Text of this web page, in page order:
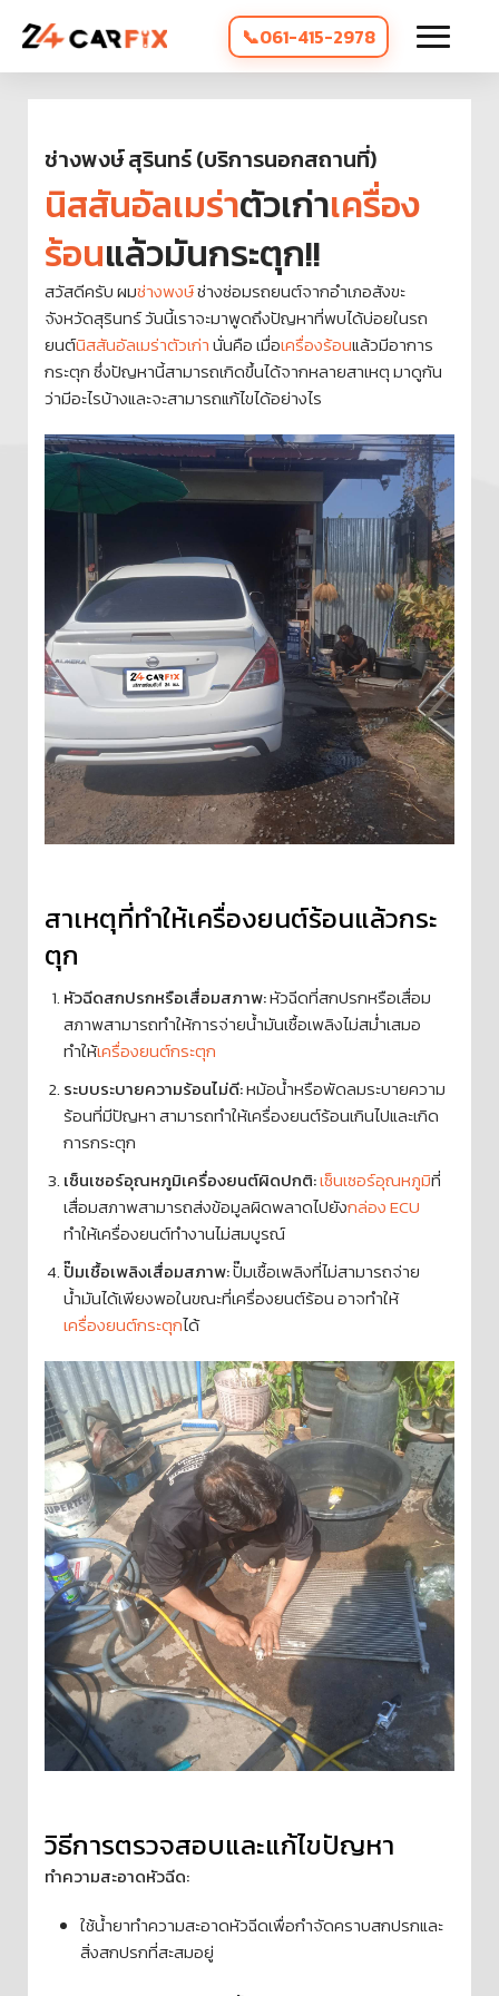
061-415-2978
ช่างพงษ์ สุรินทร์ (บริการนอกสถานที่)
นิสสันอัลเมร่าตัวเก่าเครื่อง
ร้อนแล้วมันกระตุก!!
สวัสดีครับ ผมช่างพงษ์ช่างซ่อมรถยนต์จากอำเภอสังขะ
จังหวัดสุรินทร์ วันนี้เราจะมาพูดถึงปัญหาที่พบได้บ่อยในรถ
ยนต์นิสสันอัลเมร่าตัวเก่านั่นคือ เมื่อเครื่องร้อนแล้วมีอาการ
กระตุก ซึ่งปัญหานี้สามารถเกิดขึ้นได้จากหลายสาเหตุ มาดูกัน
ว่ามีอะไรบ้างและจะสามารถแก้ไขได้อย่างไร
สาเหตุที่ทำให้เครื่องยนต์ร้อนแล้วกระ
ตุก
หัวฉีดสกปรกหรือเสื่อมสภาพ:หัวฉีดที่สกปรกหรือเสื่อม
สภาพสามารถทำให้การจ่ายน้ำมันเชื้อเพลิงไม่สม่ำเสมอ
ทำให้เครื่องยนต์กระตุก
ระบบระบายความร้อนไม่ดี:หม้อน้ำหรือพัดลมระบายความ
ร้อนที่มีปัญหา สามารถทำให้เครื่องยนต์ร้อนเกินไปและเกิด
การกระตุก
เซ็นเซอร์อุณหภูมิเครื่องยนต์ผิดปกติ:เซ็นเซอร์อุณหภูมิที่
เสื่อมสภาพสามารถส่งข้อมูลผิดพลาดไปยังกล่อง ECU
ทำให้เครื่องยนต์ทำงานไม่สมบูรณ์
ปั๊มเชื้อเพลิงเสื่อมสภาพ:ปั๊มเชื้อเพลิงที่ไม่สามารถจ่าย
น้ำมันได้เพียงพอในขณะที่เครื่องยนต์ร้อน อาจทำให้
เครื่องยนต์กระตุกได้
วิธีการตรวจสอบและแก้ไขปัญหา
ทำความสะอาดหัวฉีด:
ใช้น้ำยาทำความสะอาดหัวฉีดเพื่อกำจัดคราบสกปรกและ
สิ่งสกปรกที่สะสมอยู่